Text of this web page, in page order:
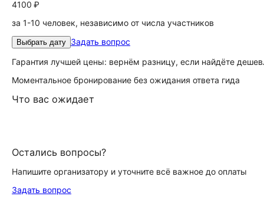
4100 ₽
за 1-10 человек, независимо от числа участников
Выбрать дату Задать вопрос
Гарантия лучшей цены: вернём разницу, если найдёте
Моментальное бронирование без ожидания ответа гида
Что вас ожидает
Остались вопросы?
Напишите организатору и уточните всё важное до оплаты
Задать вопрос